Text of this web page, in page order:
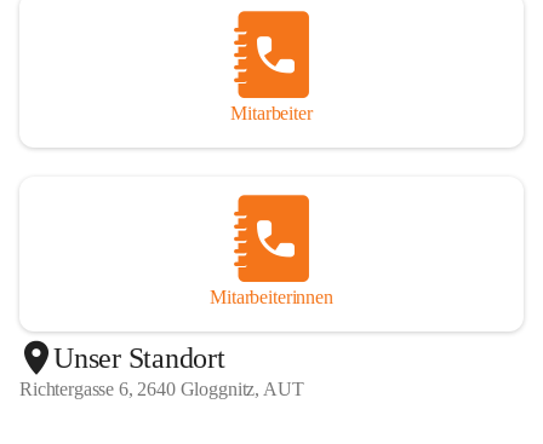
Mitarbeiter
Mitarbeiterinnen
+1
Unser Standort
Richtergasse 6, 2640 Gloggnitz, AUT